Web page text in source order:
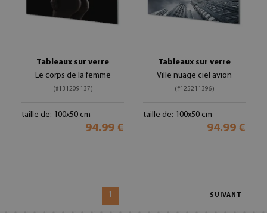
Tableaux sur verre
Le corps de la femme
(#131209137)
taille de: 100x50 cm
94.99 €
Tableaux sur verre
Ville nuage ciel avion
(#125211396)
taille de: 100x50 cm
94.99 €
1 SUIVANT